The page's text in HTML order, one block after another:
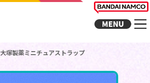
大塚製薬ミニチュアストラップ